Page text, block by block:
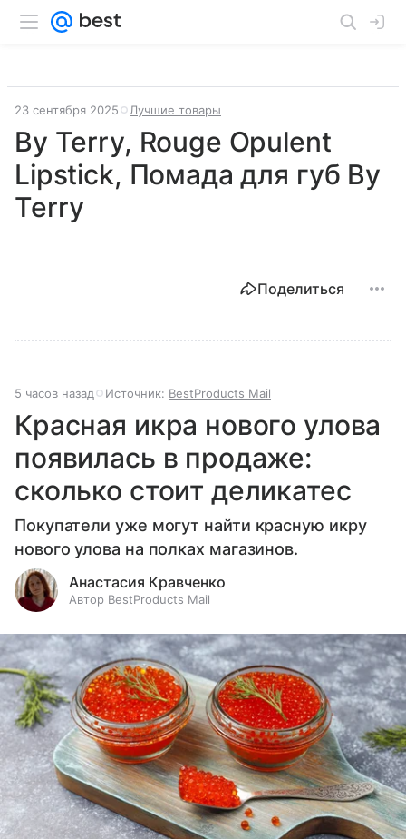
23 сентября 2025 Лучшие товары
By Terry, Rouge Opulent
Lipstick, Помада для губ By
Terry
Поделиться
5 часов назад Источник: BestProducts Mail
Красная икра нового улова
появилась в продаже:
сколько стоит деликатес
Покупатели уже могут найти красную икру
нового улова на полках магазинов.
Анастасия Кравченко
Автор BestProducts Mail